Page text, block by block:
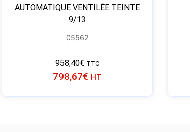
AUTOMATIQUE VENTILÉE TEINTE
9/13
05562
958,40€ TTC
798,67€ HT